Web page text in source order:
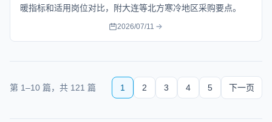
暖指标和适用岗位对比，附大连等北方寒冷地区采购要点。
2026/07/11
第 1–10 篇，共 121 篇 1 2 3 4 5 下一页